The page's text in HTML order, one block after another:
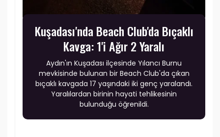
Kuşadası'nda Beach Club'da Bıçaklı
Kavga: 1'i Ağır 2 Yaralı
Aydın'ın Kuşadası ilçesinde Yılancı Burnu
mevkisinde bulunan bir Beach Club'da çıkan
bıçaklı kavgada 17 yaşındaki iki genç yaralandı.
Yaralılardan birinin hayati tehlikesinin
bulunduğu öğrenildi.